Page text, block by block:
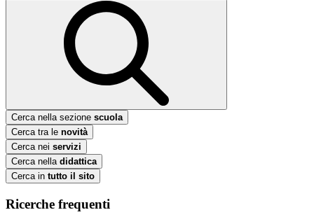
Cerca nella sezione scuola
Cerca tra le novità
Cerca nei servizi
Cerca nella didattica
Cerca in tutto il sito
Ricerche frequenti